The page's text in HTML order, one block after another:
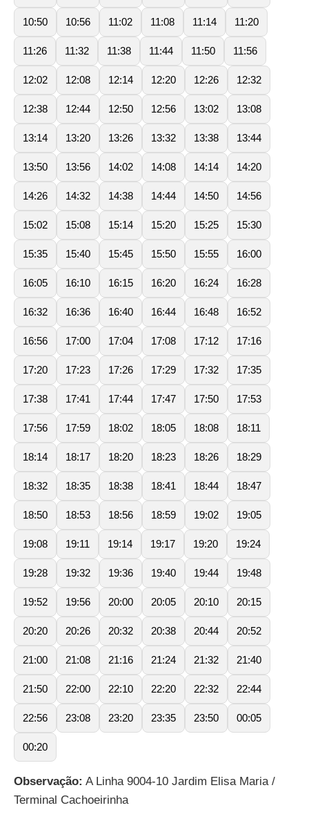
10:50 10:56 11:02 11:08 11:14 11:20
11:26 11:32 11:38 11:44 11:50 11:56
12:02 12:08 12:14 12:20 12:26 12:32
12:38 12:44 12:50 12:56 13:02 13:08
13:14 13:20 13:26 13:32 13:38 13:44
13:50 13:56 14:02 14:08 14:14 14:20
14:26 14:32 14:38 14:44 14:50 14:56
15:02 15:08 15:14 15:20 15:25 15:30
15:35 15:40 15:45 15:50 15:55 16:00
16:05 16:10 16:15 16:20 16:24 16:28
16:32 16:36 16:40 16:44 16:48 16:52
16:56 17:00 17:04 17:08 17:12 17:16
17:20 17:23 17:26 17:29 17:32 17:35
17:38 17:41 17:44 17:47 17:50 17:53
17:56 17:59 18:02 18:05 18:08 18:11
18:14 18:17 18:20 18:23 18:26 18:29
18:32 18:35 18:38 18:41 18:44 18:47
18:50 18:53 18:56 18:59 19:02 19:05
19:08 19:11 19:14 19:17 19:20 19:24
19:28 19:32 19:36 19:40 19:44 19:48
19:52 19:56 20:00 20:05 20:10 20:15
20:20 20:26 20:32 20:38 20:44 20:52
21:00 21:08 21:16 21:24 21:32 21:40
21:50 22:00 22:10 22:20 22:32 22:44
22:56 23:08 23:20 23:35 23:50 00:05
00:20
Observação: A Linha 9004-10 Jardim Elisa Maria /
Terminal Cachoeirinha